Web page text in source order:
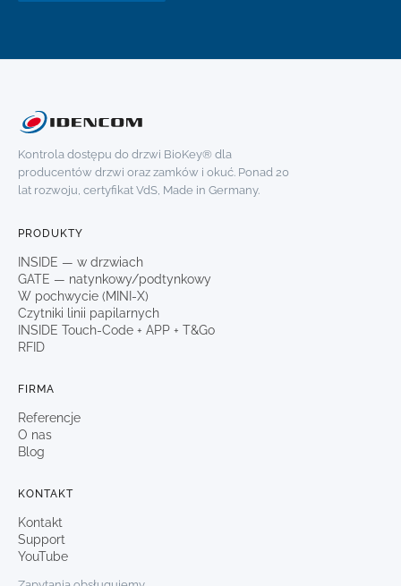
Kontrola dostępu do drzwi BioKey® dla
producentów drzwi oraz zamków i okuć. Ponad 20
lat rozwoju, certyfikat VdS, Made in Germany.
PRODUKTY
INSIDE — w drzwiach
GATE — natynkowy/podtynkowy
W pochwycie (MINI-X)
Czytniki linii papilarnych
INSIDE Touch-Code + APP + T&Go
RFID
FIRMA
Referencje
O nas
Blog
KONTAKT
Kontakt
Support
YouTube